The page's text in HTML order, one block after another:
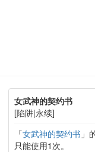
女武神的契约书
[陷阱|永续]
「女武神的契约书 」
只能使用1次。